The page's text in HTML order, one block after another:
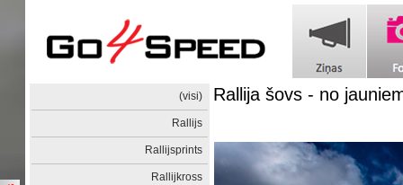
(visi)
Rallijs
Rallijsprints
Rallijkross
Rallija šovs - no